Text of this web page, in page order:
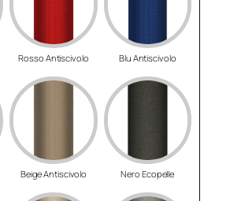
Rosso Antiscivolo Blu Antiscivolo
Beige Antiscivolo Nero Ecopelle